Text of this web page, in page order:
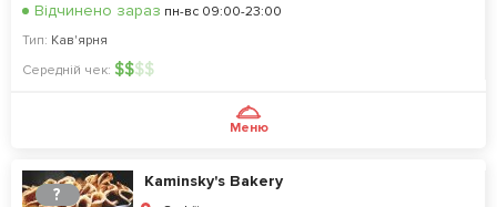
Відчинено зараз пн-вс 09:00-23:00
Тип: Кав'ярня
Середній чек: $$$$
Меню
?
Kaminsky's Bakery